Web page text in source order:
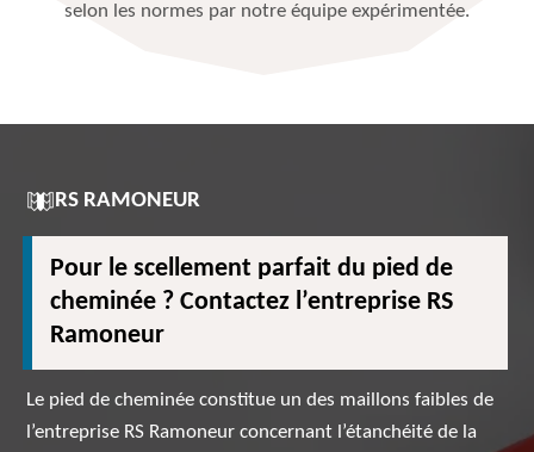
selon les normes par notre équipe expérimentée.
RS RAMONEUR
Pour le scellement parfait du pied de
cheminée ? Contactez l’entreprise RS
Ramoneur
Le pied de cheminée constitue un des maillons faibles de
l’entreprise RS Ramoneur concernant l’étanchéité de la